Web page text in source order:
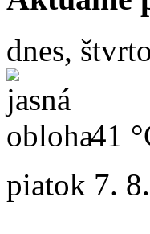
dnes,
41
piatok 7. 8.